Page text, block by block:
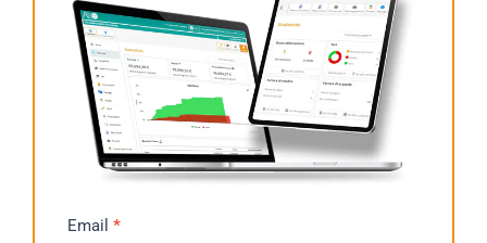
Richiesta
Email *